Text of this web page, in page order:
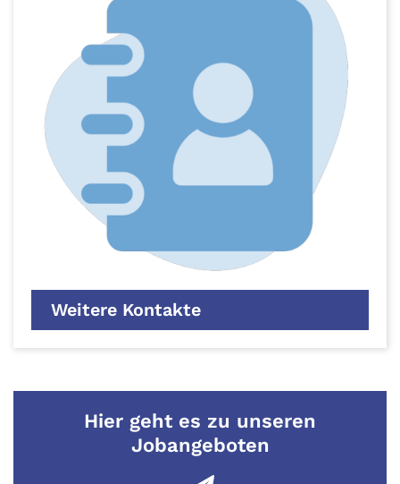
Weitere Kontakte
Hier geht es zu unseren
Jobangeboten